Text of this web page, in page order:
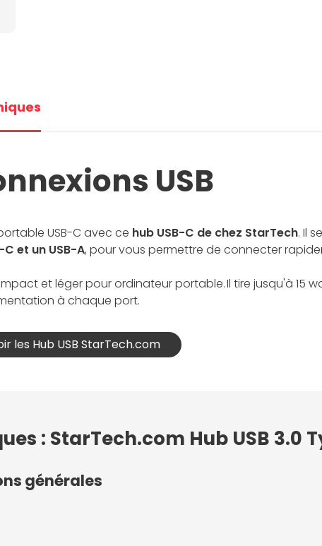
USB
USB-C avec ce hub USB-C de chez StarTech. Il
et un USB-A, pour vous permettre de connecter
et léger pour ordinateur portable. Il tire jusqu'à 15
à chaque port.
les Hub USB StarTech.com
: StarTech.com Hub USB 3.0
générales